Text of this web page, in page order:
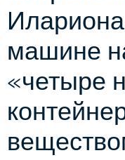
машине
«четыре